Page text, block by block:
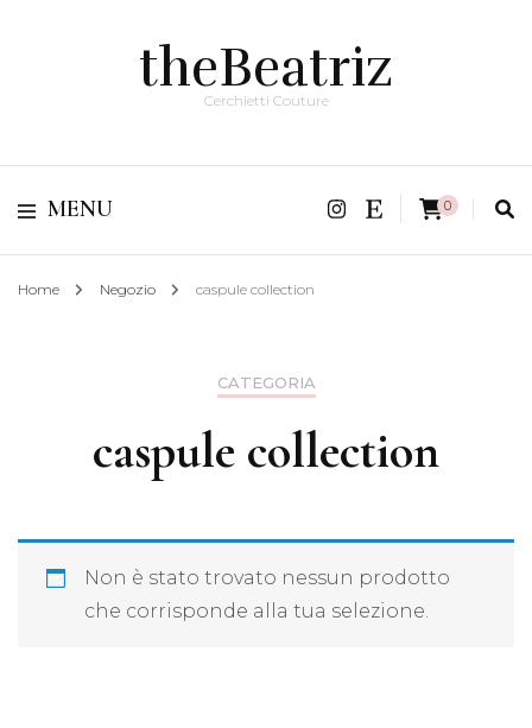
theBeatriz
Cerchietti Couture
MENU 0
Home Negozio caspule collection
CATEGORIA
caspule collection
Non è stato trovato nessun prodotto
che corrisponde alla tua selezione.